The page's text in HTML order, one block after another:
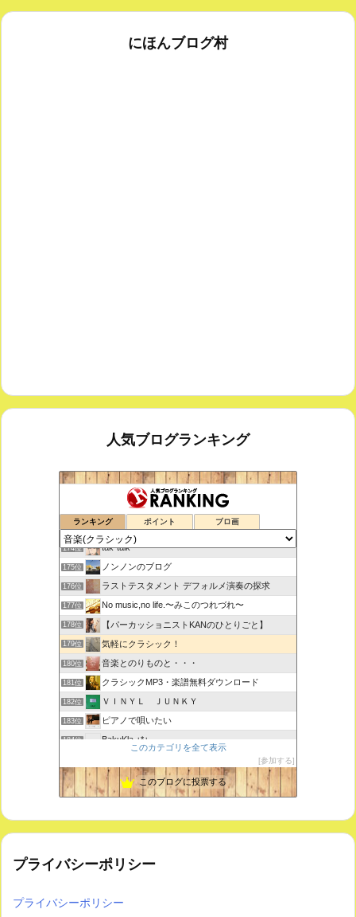
にほんブログ村
人気ブログランキング
ランキング ポイント ブロ画
室内楽コンサート・レッスンいたします
173位 ボチェッリ、イタリア、アモーレ！
174位 tak-talk
175位 ノンノンのブログ
176位 ラストテスタメント デフォルメ演奏の探求
177位 No music,no life.〜みこのつれづれ〜
178位 【パーカッショニストKANのひとりごと】
179位 気軽にクラシック！
180位 音楽とのりものと・・・
181位 クラシックMP3・楽譜無料ダウンロード
182位 ＶＩＮＹＬ ＪＵＮＫＹ
183位 ピアノで唄いたい
184位 BakuKla +*+
186位 ときどき書きます♪
このカテゴリを全て表示
参加する
このブログに投票する
プライバシーポリシー
プライバシーポリシー